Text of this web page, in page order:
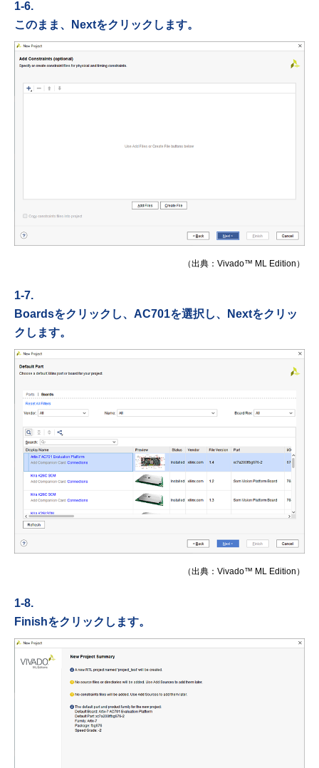
1-6.
このまま、Nextをクリックします。
（出典：Vivado™ ML Edition）
1-7.
Boardsをクリックし、AC701を選択し、Nextをクリッ
クします。
（出典：Vivado™ ML Edition）
1-8.
Finishをクリックします。